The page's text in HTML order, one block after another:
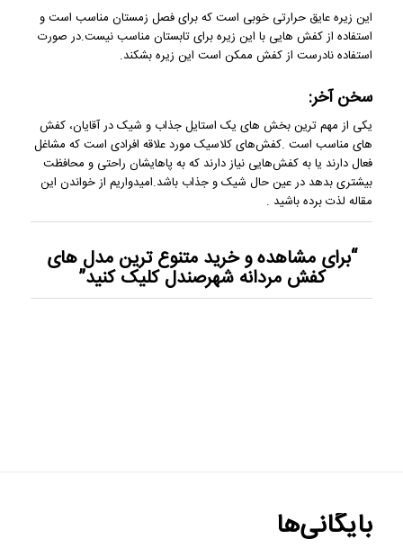
این زیره عایق حرارتی خوبی است که برای فصل زمستان مناسب است و
استفاده از کفش هایی با این زیره برای تابستان مناسب نیست.در صورت
استفاده نادرست از کفش ممکن است این زیره بشکند.
سخن آخر:
یکی از مهم ترین بخش های یک استایل جذاب و شیک در آقایان، کفش
های مناسب است .کفش‌های کلاسیک مورد علاقه افرادی است که مشاغل
فعال دارند یا به کفش‌هایی نیاز دارند که به پاهایشان راحتی و محافظت
بیشتری بدهد در عین حال شیک و جذاب باشد.امیدواریم از خواندن این
مقاله لذت برده باشید .
“برای مشاهده و خریدمتنوع ترین مدل های
کفش مردانه شهرصندل کلیک کنید”
بایگانی‌ها